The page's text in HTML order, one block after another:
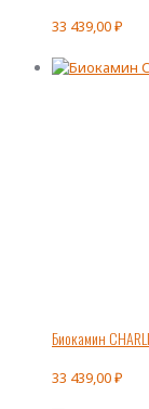
33 439,00₽
Биокамин
33 439,00₽